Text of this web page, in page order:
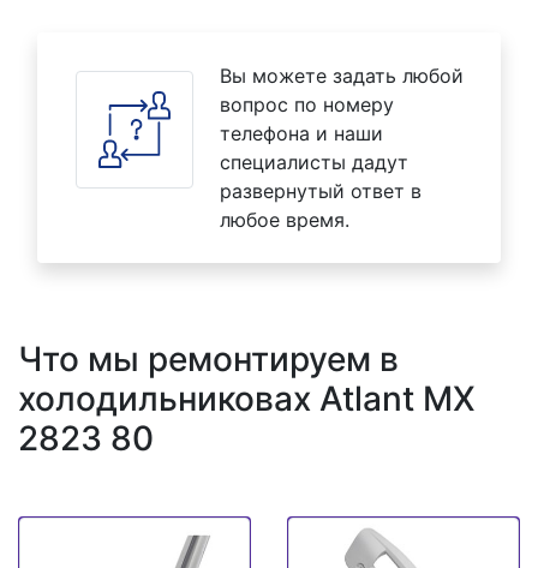
Вы можете задать любой
вопрос по номеру
телефона и наши
специалисты дадут
развернутый ответ в
любое время.
Что мы ремонтируем в
холодильниковах Atlant MX
2823 80